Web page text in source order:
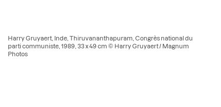
Harry Gruyaert, Inde, Thiruvananthapuram, Congrès national du
parti communiste, 1989, 33 x 49 cm © Harry Gruyaert / Magnum
Photos